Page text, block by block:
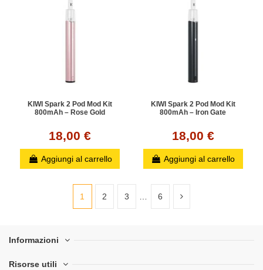
KIWI Spark 2 Pod Mod Kit
800mAh – Rose Gold
18,00 €
Aggiungi al carrello
KIWI Spark 2 Pod Mod Kit
800mAh – Iron Gate
18,00 €
Aggiungi al carrello
1 2 3 6
Informazioni
Risorse utili